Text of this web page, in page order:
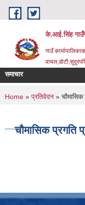
Skip to main content
के.आई.सिंह
गाउँ
समाचार
You are
Home » प्रतिवेदन » चौमासिक
चौमासिक प्रगति